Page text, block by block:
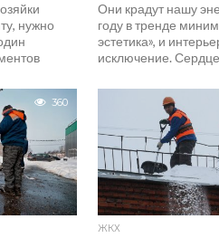
нужно
Они крадут нашу
году в тренде
эстетика», и
исключение.
360
ЖКХ